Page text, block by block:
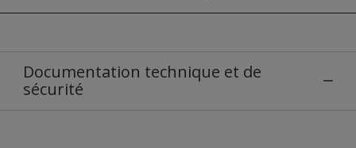
Documentation technique et de
sécurité